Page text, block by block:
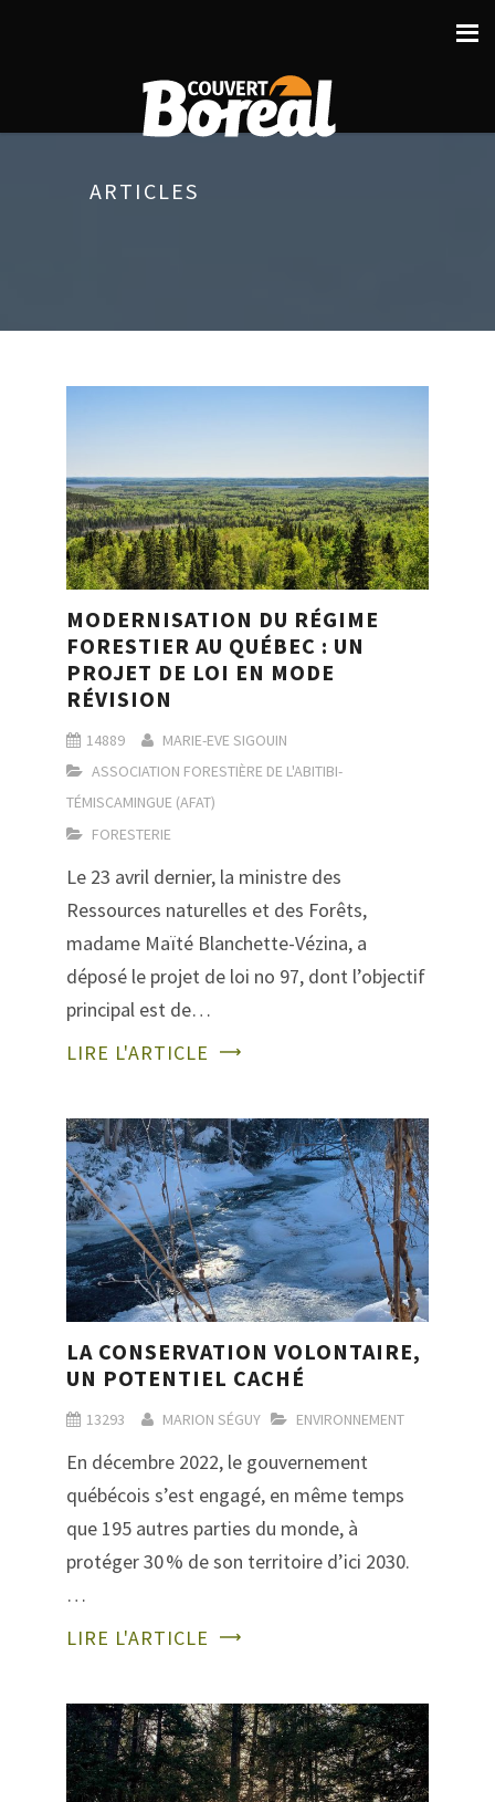
ARTICLES
MODERNISATION DU RÉGIME
FORESTIER AU QUÉBEC : UN
PROJET DE LOI EN MODE
RÉVISION
14889
MARIE-EVE SIGOUIN
ASSOCIATION FORESTIÈRE DE L'ABITIBI-
TÉMISCAMINGUE (AFAT)
FORESTERIE
Le 23 avril dernier, la ministre des
Ressources naturelles et des Forêts,
madame Maïté Blanchette-Vézina, a
déposé le projet de loi no 97, dont l’objectif
principal est de…
LIRE L'ARTICLE
LA CONSERVATION VOLONTAIRE,
UN POTENTIEL CACHÉ
13293 MARION SÉGUY ENVIRONNEMENT
En décembre 2022, le gouvernement
québécois s’est engagé, en même temps
que 195 autres parties du monde, à
protéger 30 % de son territoire d’ici 2030.
…
LIRE L'ARTICLE